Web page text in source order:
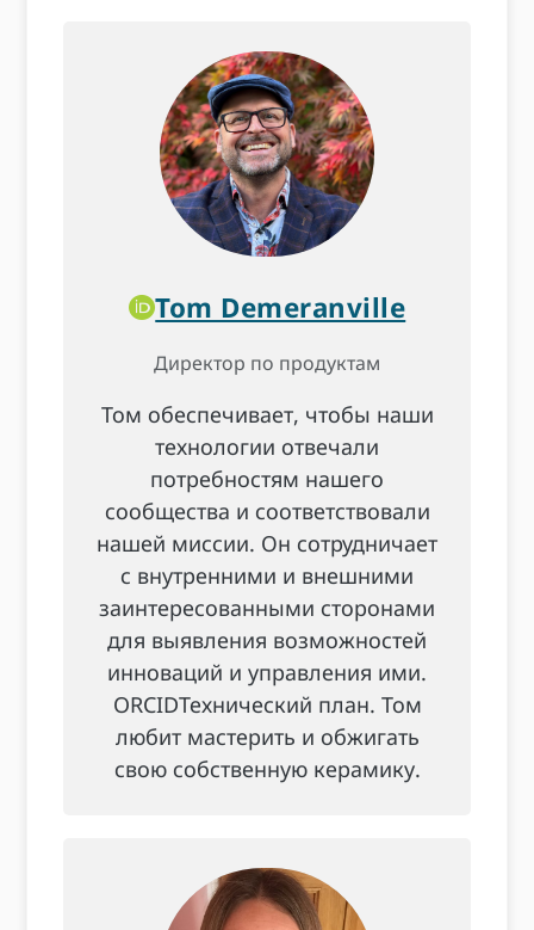
Tom Demeranville
Директор по продуктам
Том обеспечивает, чтобы наши
технологии отвечали
потребностям нашего
сообщества и соответствовали
нашей миссии. Он сотрудничает
с внутренними и внешними
заинтересованными сторонами
для выявления возможностей
инноваций и управления ими.
ORCIDТехнический план. Том
любит мастерить и обжигать
свою собственную керамику.